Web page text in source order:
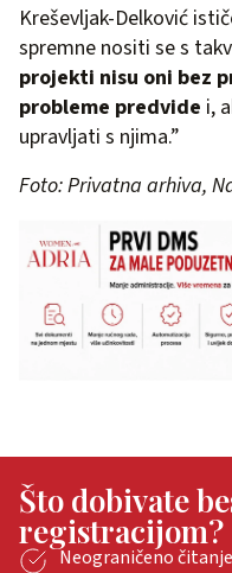
Kreševljak-Delković
spremne nositi se s
projekti nisu oni bez
probleme predvide i,
upravljati s njima.”
Foto: Privatna arhiva,
Što dobivate
registracijom?
Neograničeno